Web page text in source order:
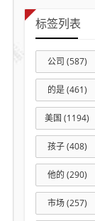
标签列表
公司 (587)
的是(461)
美国 (1194)
孩子(408)
他的 (290)
市场(257)